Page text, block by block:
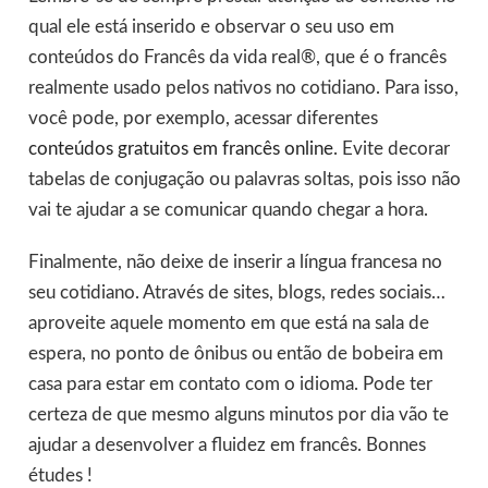
qual ele está inserido e observar o seu uso em
conteúdos do Francês da vida real®, que é o francês
realmente usado pelos nativos no cotidiano. Para isso,
você pode, por exemplo, acessar diferentes
conteúdos gratuitos em francês online. Evite decorar
tabelas de conjugação ou palavras soltas, pois isso não
vai te ajudar a se comunicar quando chegar a hora.
Finalmente, não deixe de inserir a língua francesa no
seu cotidiano. Através de sites, blogs, redes sociais…
aproveite aquele momento em que está na sala de
espera, no ponto de ônibus ou então de bobeira em
casa para estar em contato com o idioma. Pode ter
certeza de que mesmo alguns minutos por dia vão te
ajudar a desenvolver a fluidez em francês. Bonnes
études !